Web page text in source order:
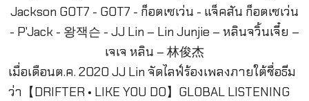
เมื่อเดือนต.ค. 2020 JJ Lin จัดไลฟ์ร้องเพลงภายใต้ชื่อธีม
ว่า【DRIFTER • LIKE YOU DO】GLOBAL LISTENING